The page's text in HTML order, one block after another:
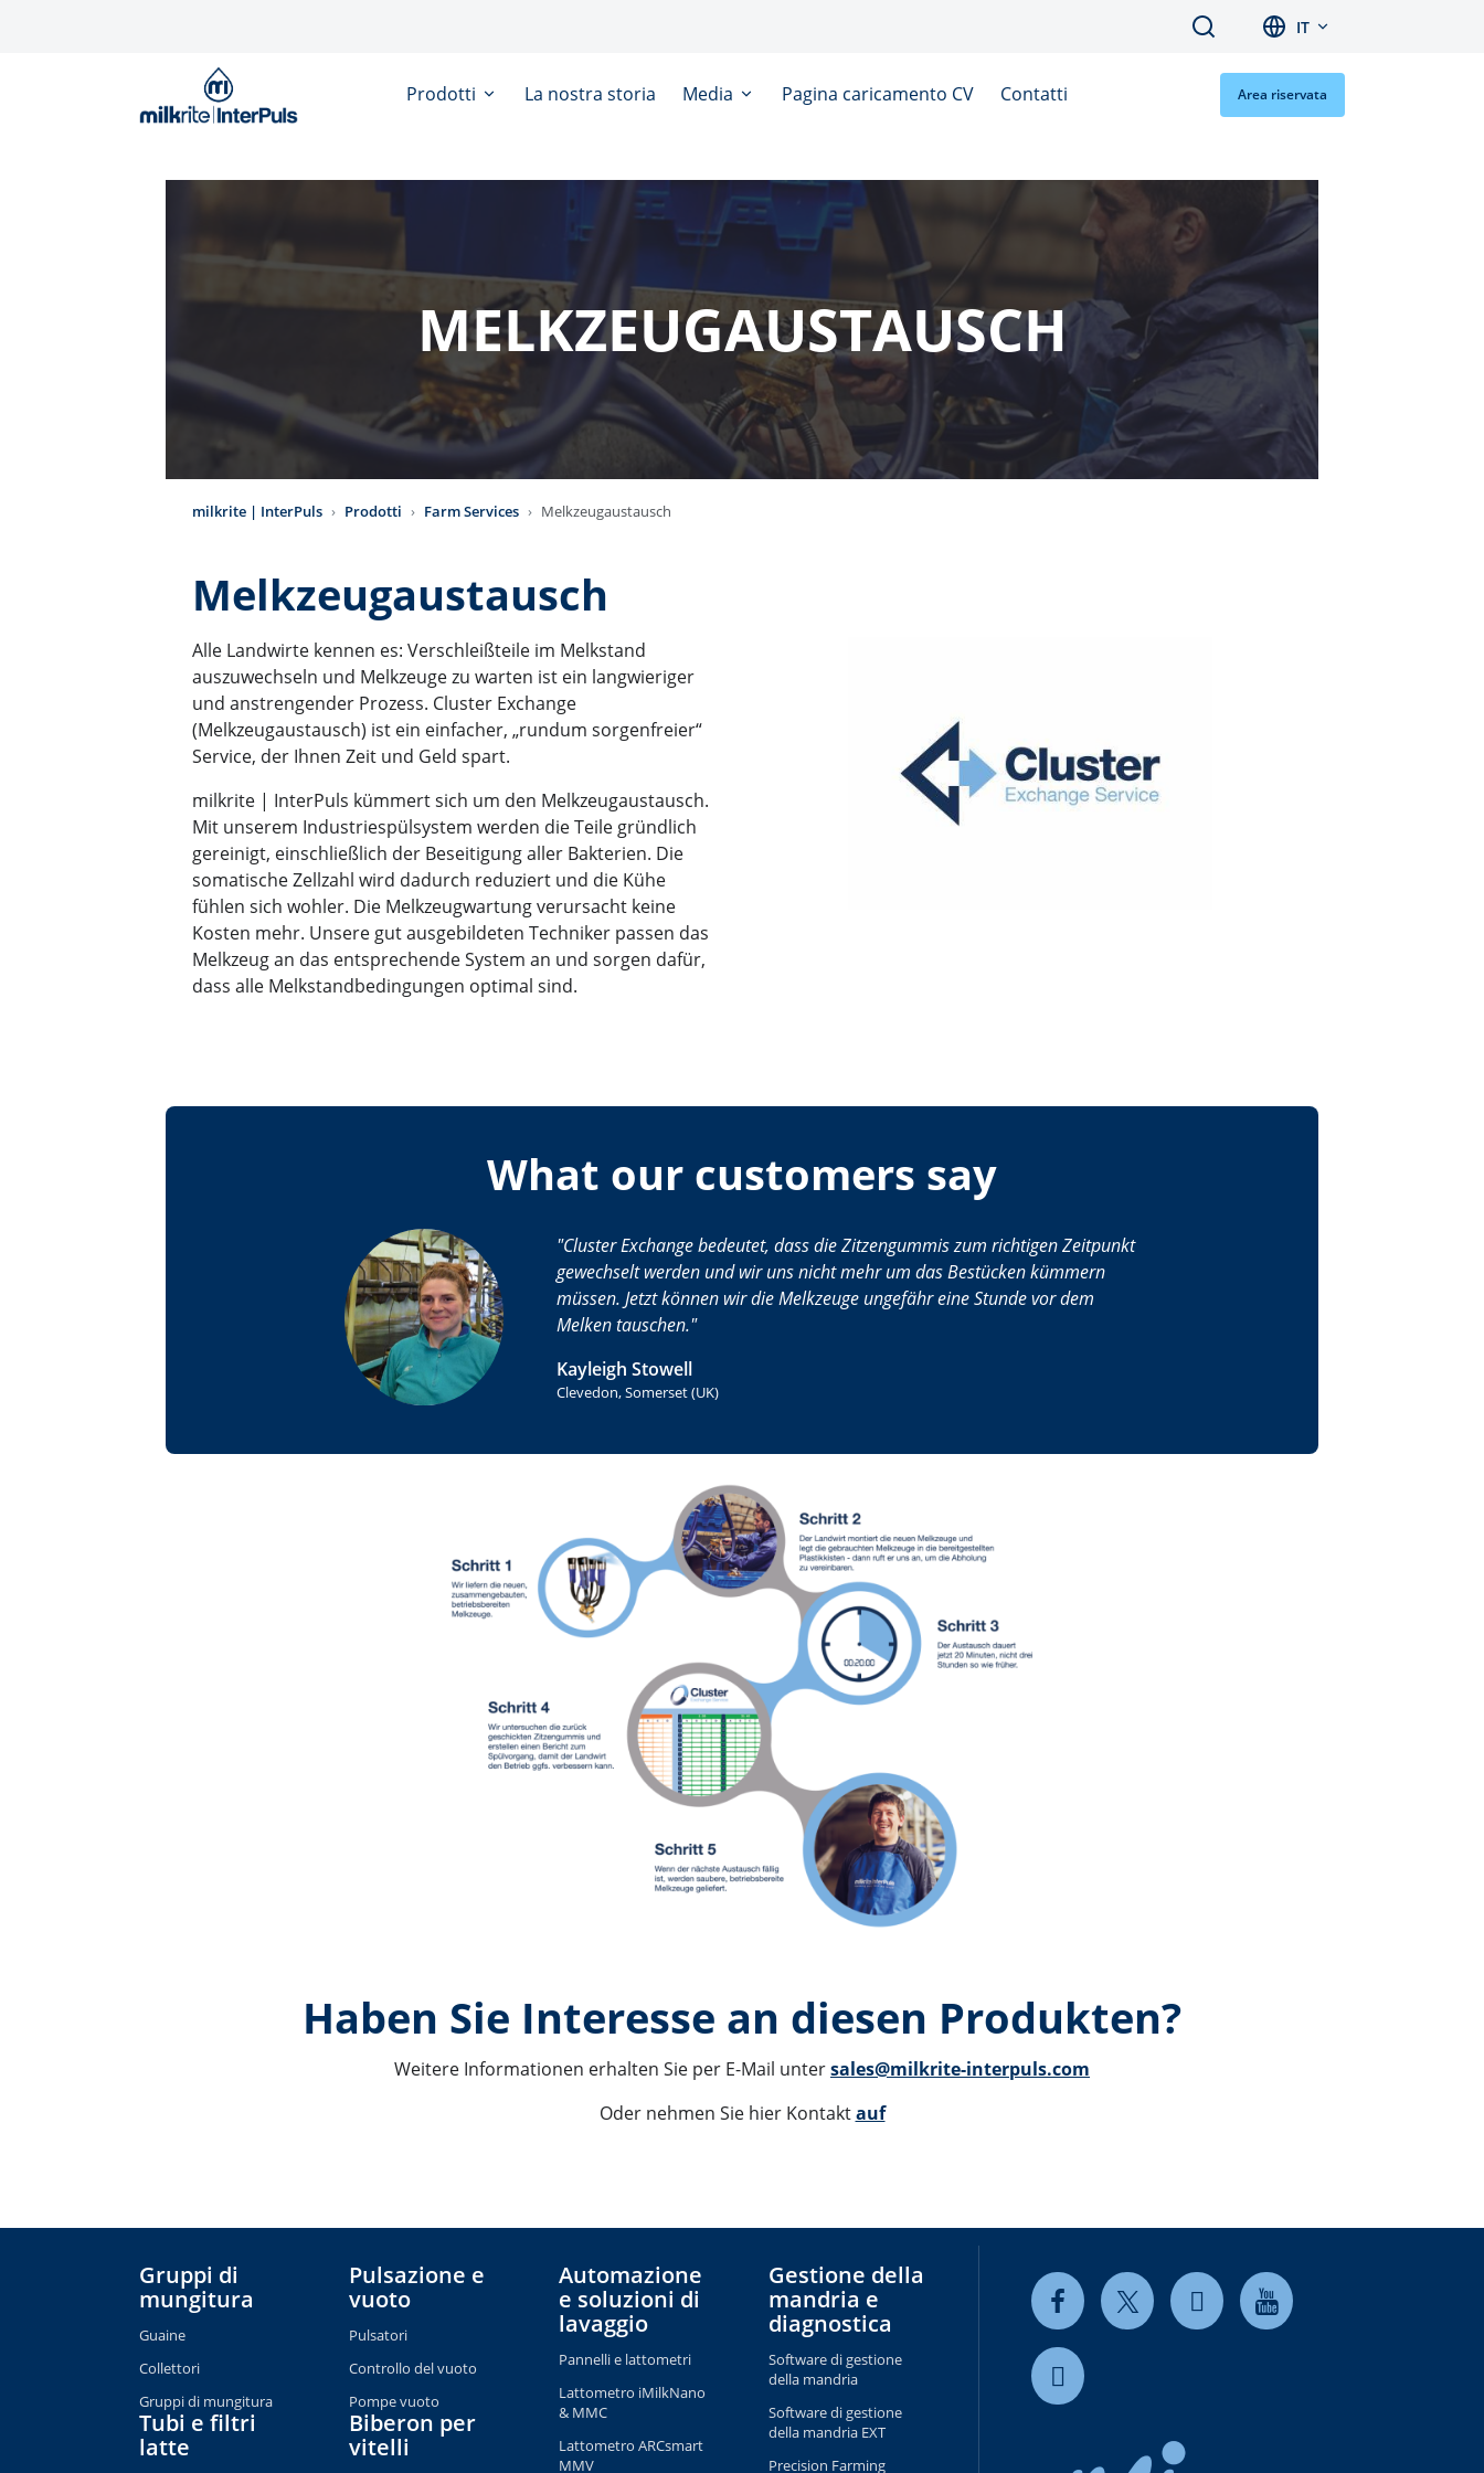
Search IT
Prodotti La nostra storia Media Pagina caricamento CV Contatti Area riservata
MELKZEUGAUSTAUSCH
milkrite | InterPuls Prodotti Farm Services Melkzeugaustausch
Melkzeugaustausch
Alle Landwirte kennen es: Verschleißteile im Melkstand
auszuwechseln und Melkzeuge zu warten ist ein langwieriger
und anstrengender Prozess. Cluster Exchange
(Melkzeugaustausch) ist ein einfacher, „rundum sorgenfreier“
Service, der Ihnen Zeit und Geld spart.
milkrite | InterPuls kümmert sich um den Melkzeugaustausch.
Mit unserem Industriespülsystem werden die Teile gründlich
gereinigt, einschließlich der Beseitigung aller Bakterien. Die
somatische Zellzahl wird dadurch reduziert und die Kühe
fühlen sich wohler. Die Melkzeugwartung verursacht keine
Kosten mehr. Unsere gut ausgebildeten Techniker passen das
Melkzeug an das entsprechende System an und sorgen dafür,
dass alle Melkstandbedingungen optimal sind.
What our customers say
Cluster Exchange bedeutet, dass die Zitzengummis zum richtigen Zeitpunkt
gewechselt werden und wir uns nicht mehr um das Bestücken kümmern
müssen. Jetzt können wir die Melkzeuge ungefähr eine Stunde vor dem
Melken tauschen.
Kayleigh Stowell
Clevedon, Somerset (UK)
Haben Sie Interesse an diesen Produkten?
Weitere Informationen erhalten Sie per E-Mail unter sales@milkrite-interpuls.com
Oder nehmen Sie hier Kontakt auf
Gruppi di
mungitura
Guaine
Collettori
Gruppi di mungitura
Tubi e filtri
latte
Pulsazione e
vuoto
Pulsatori
Controllo del vuoto
Pompe vuoto
Biberon per
vitelli
Automazione
e soluzioni di
lavaggio
Pannelli e lattometri
Lattometro iMilkNano
& MMC
Lattometro ARCsmart
MMV
Gestione della
mandria e
diagnostica
Software di gestione
della mandria
Software di gestione
della mandria EXT
Precision Farming